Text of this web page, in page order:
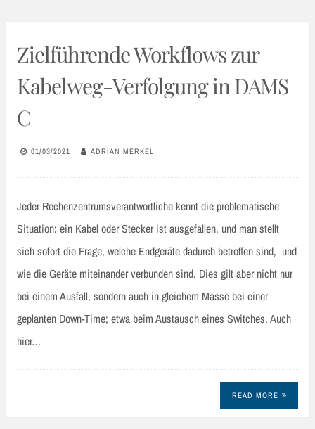
Zielführende Workflows zur
Kabelweg-Verfolgung in DAMS
C
01/03/2021 ADRIAN MERKEL
Jeder Rechenzentrumsverantwortliche kennt die problematische
Situation: ein Kabel oder Stecker ist ausgefallen, und man stellt
sich sofort die Frage, welche Endgeräte dadurch betroffen sind, und
wie die Geräte miteinander verbunden sind. Dies gilt aber nicht nur
bei einem Ausfall, sondern auch in gleichem Masse bei einer
geplanten Down-Time; etwa beim Austausch eines Switches. Auch
hier…
READ MORE